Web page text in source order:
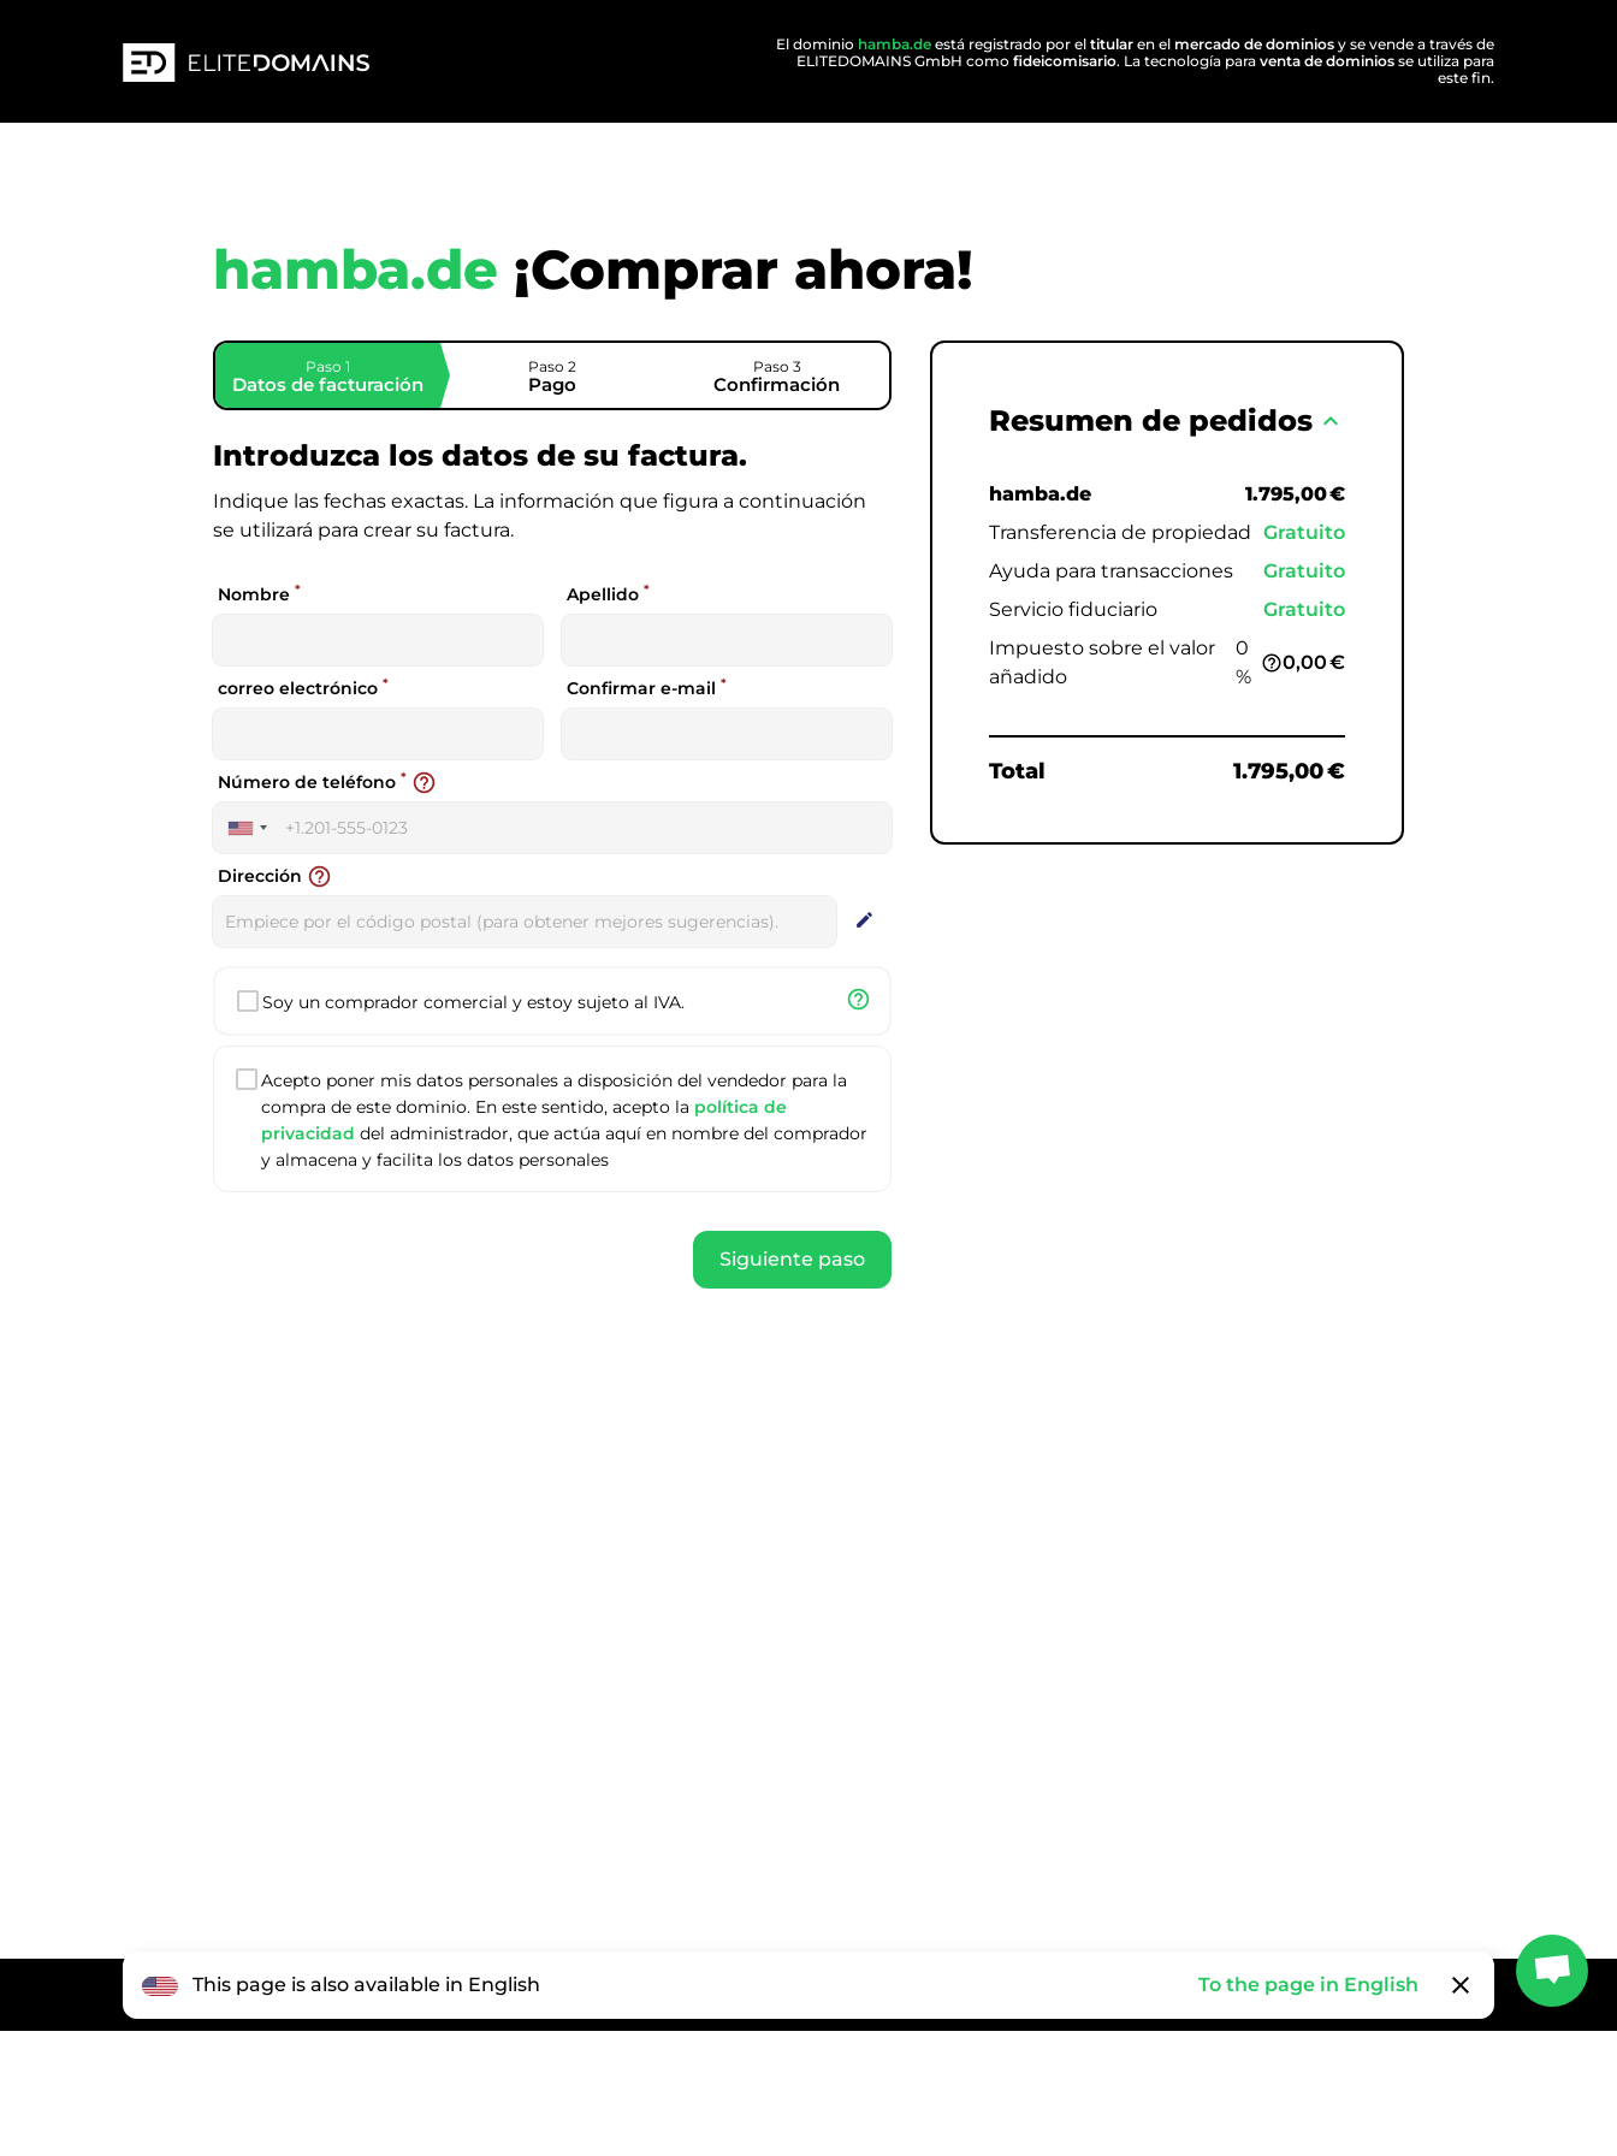
El dominio hamba.de está registrado por el titular en el mercado de dominios y se vende a través de
ELITEDOMAINS GmbH como fideicomisario. La tecnología para venta de dominios se utiliza para
este fin.
hamba.de ¡Comprar ahora!
Paso 1
Datos de facturación
Paso 2
Pago
Paso 3
Confirmación
Introduzca los datos de su factura.
Indique las fechas exactas. La información que figura a continuación
se utilizará para crear su factura.
Nombre * Apellido*
correo electrónico * Confirmar e-mail*
United
+1
Número de teléfono * help_outline
Dirección help_outline
edit
Soy un comprador comercial y estoy sujeto al IVA. help_outline
Acepto poner mis datos personales a disposición del vendedor para la
compra de este dominio. En este sentido, acepto la política de
privacidad del administrador, que actúa aquí en nombre del comprador
y almacena y facilita los datos personales
Siguiente paso
Resumen de pedidos expand_less
hamba.de
1.795,00 €
Transferencia de propiedad Gratuito
Ayuda para transacciones
Gratuito
Servicio fiduciario
Gratuito
Impuesto sobre el valor
añadido
0
%
help_outline0,00 €
Total 1.795,00 €
This page is also available in English To the page in English clear